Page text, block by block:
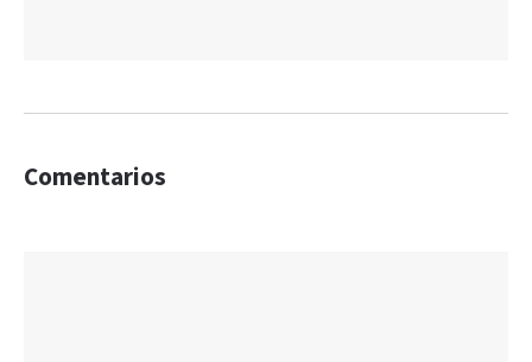
Comentarios